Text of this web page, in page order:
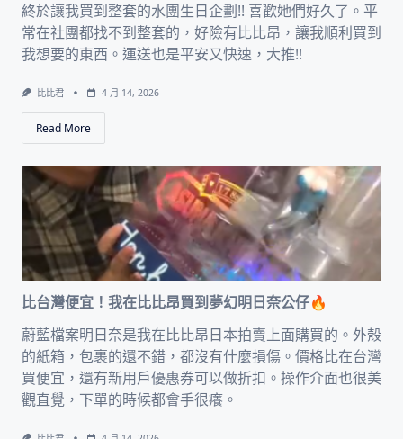
終於讓我買到整套的水團生日企劃!! 喜歡她們好久了。平
常在社團都找不到整套的，好險有比比昂，讓我順利買到
我想要的東西。運送也是平安又快速，大推!!
比比君 4 月 14, 2026
Read More
比台灣便宜！我在比比昂買到夢幻明日奈公仔🔥
蔚藍檔案明日奈是我在比比昂日本拍賣上面購買的。外殼
的紙箱，包裹的還不錯，都沒有什麼損傷。價格比在台灣
買便宜，還有新用戶優惠券可以做折扣。操作介面也很美
觀直覺，下單的時候都會手很癢。